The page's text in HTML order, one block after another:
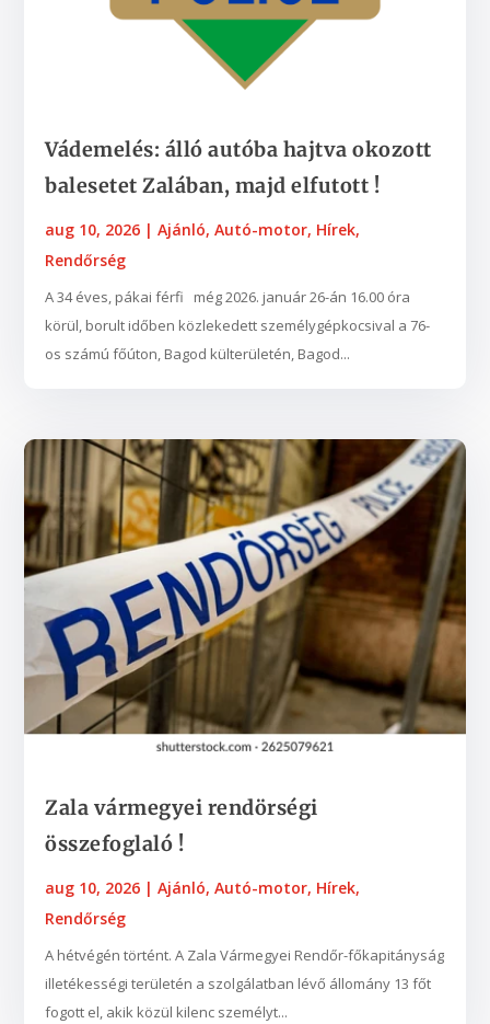
Vádemelés: álló autóba hajtva okozott
balesetet Zalában, majd elfutott !
aug 10, 2026 |Ajánló,Autó-motor, Hírek,
Rendőrség
A 34 éves, pákai férfi még 2026. január 26-án 16.00 óra
körül, borult időben közlekedett személygépkocsival a 76-
os számú főúton, Bagod külterületén, Bagod...
Zala vármegyei rendörségi
összefoglaló !
aug 10, 2026 |Ajánló,Autó-motor, Hírek,
Rendőrség
A hétvégén történt. A Zala Vármegyei Rendőr-főkapitányság
illetékességi területén a szolgálatban lévő állomány 13 főt
fogott el, akik közül kilenc személyt...